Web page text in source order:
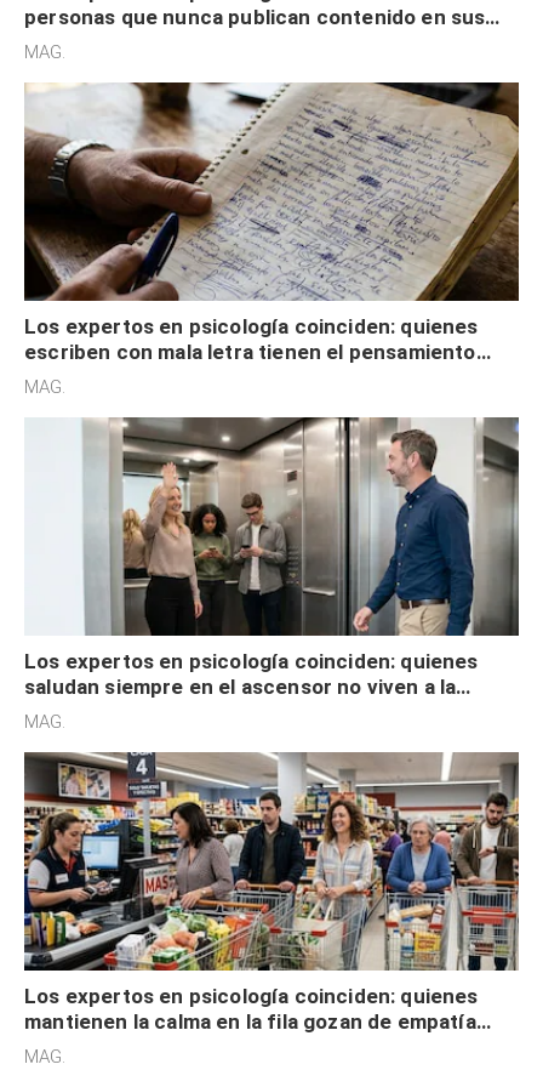
personas que nunca publican contenido en sus
redes sociales no pretenden buscar validación
MAG.
Los expertos en psicología coinciden: quienes
escriben con mala letra tienen el pensamiento
acelerado y no lo hacen por desinterés
MAG.
Los expertos en psicología coinciden: quienes
saludan siempre en el ascensor no viven a la
defensiva y tienen apertura social
MAG.
Los expertos en psicología coinciden: quienes
mantienen la calma en la fila gozan de empatía
cognitiva, gratitud y no solo tienen autocontrol
MAG.